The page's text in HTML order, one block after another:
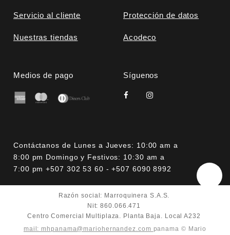
Servicio al cliente Protección de datos
Nuestras tiendas Acodeco
Medios de pago Síguenos
Contáctanos de Lunes a Jueves: 10:00 am a
8:00 pm Domingo y Festivos: 10:30 am a
7:00 pm +507 302 53 60 - +507 6090 8992
Razón social: Marroquinera S.A.S.
Nit: 860.066.471
Centro Comercial Multiplaza. Planta Baja. Local A232
mail: mhpanama@mariohernandez.com panama © Mario